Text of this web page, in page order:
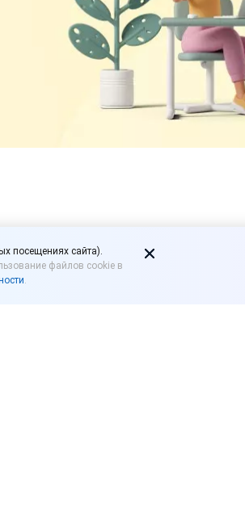
предложено
посещениях сайта).
файлов cookie в
.